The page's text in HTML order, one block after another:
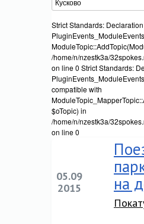
Strict Standards:
/home/n/nzestk3a/
on line 0 Strict Standards:
compatible with
$oTopic) in
/home/n/nzestk3a/
on line 0
05.09
2015
на